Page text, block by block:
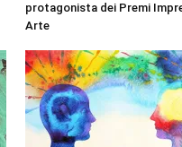
protagonista dei Premi
Arte